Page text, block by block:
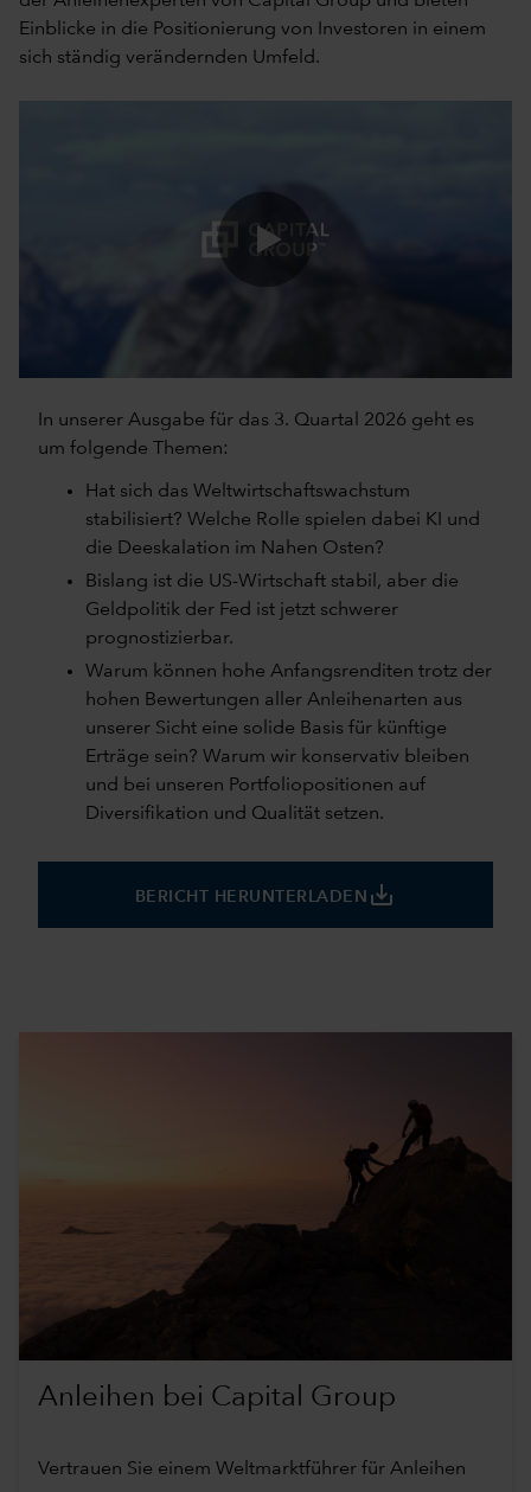
Einblicke in die Positionierung von Investoren in einem
sich ständig verändernden Umfeld.
In unserer Ausgabe für das 3. Quartal 2026 geht es
um folgende Themen:
Hat sich das Weltwirtschaftswachstum
stabilisiert? Welche Rolle spielen dabei KI und
die Deeskalation im Nahen Osten?
Bislang ist die US-Wirtschaft stabil, aber die
Geldpolitik der Fed ist jetzt schwerer
prognostizierbar.
Warum können hohe Anfangsrenditen trotz der
hohen Bewertungen aller Anleihenarten aus
unserer Sicht eine solide Basis für künftige
Erträge sein? Warum wir konservativ bleiben
und bei unseren Portfoliopositionen auf
Diversifikation und Qualität setzen.
BERICHT HERUNTERLADEN save_alt
Anleihen bei Capital Group
Vertrauen Sie einem Weltmarktführer für Anleihen